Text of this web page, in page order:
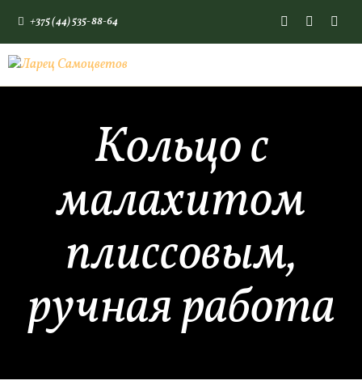
+375 (44) 535-88-64
Кольцо с
малахитом
плиссовым,
ручная работа
ГЛАВНАЯ
ЭНЕРГИЯ ФОРМ